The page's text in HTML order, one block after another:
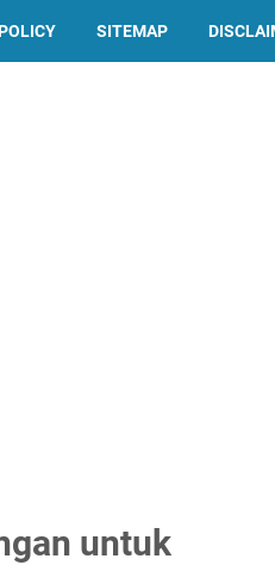
SITEMAP
untuk